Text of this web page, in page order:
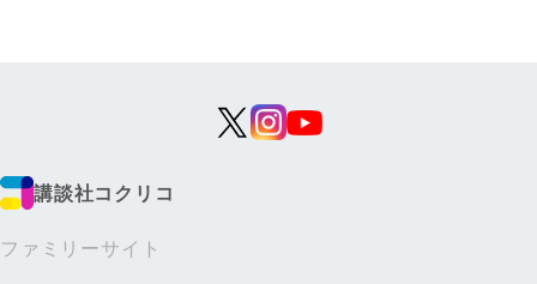
講談社コクリコ
ファミリーサイト